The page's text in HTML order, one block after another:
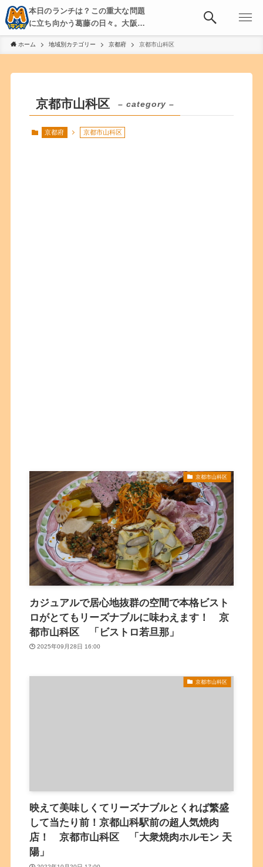
本日のランチは？この重大な問題
に立ち向かう葛藤の日々。大阪・
京都・神戸を中心とした食べ歩
き、飲み歩きを綴る。
ホーム 地域別カテゴリー 京都府 京都市山科区
京都市山科区 – category –
京都府 京都市山科区
京都市山科区
カジュアルで居心地抜群の空間で本格ビスト
ロがとてもリーズナブルに味わえます！ 京
都市山科区 「ビストロ若旦那」
2025年09月28日 16:00
京都市山科区
映えて美味しくてリーズナブルとくれば繁盛
して当たり前！京都山科駅前の超人気焼肉
店！ 京都市山科区 「大衆焼肉ホルモン 天
陽」